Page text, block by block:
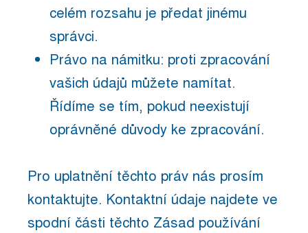
celém rozsahu je předat jinému
správci.
Právo na námitku: proti zpracování
vašich údajů můžete namítat.
Řídíme se tím, pokud neexistují
oprávněné důvody ke zpracování.
Pro uplatnění těchto práv nás prosím
kontaktujte. Kontaktní údaje najdete ve
spodní části těchto Zásad používání